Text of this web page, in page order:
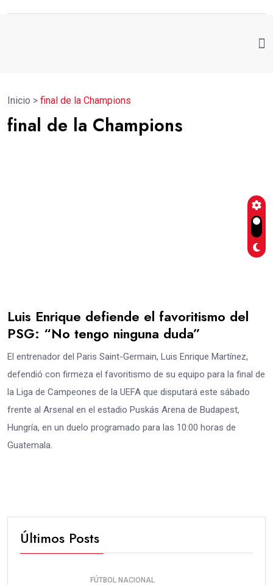
Inicio > final de la Champions
final de la Champions
Luis Enrique defiende el favoritismo del
PSG: “No tengo ninguna duda”
El entrenador del Paris Saint-Germain, Luis Enrique Martínez,
defendió con firmeza el favoritismo de su equipo para la final de
la Liga de Campeones de la UEFA que disputará este sábado
frente al Arsenal en el estadio Puskás Arena de Budapest,
Hungría, en un duelo programado para las 10:00 horas de
Guatemala.
Últimos Posts
FÚTBOL NACIONAL